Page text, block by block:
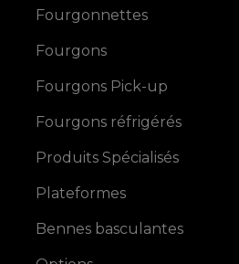
Fourgonnettes
Fourgons
Fourgons Pick-up
Fourgons réfrigérés
Produits Spécialisés
Plateformes
Bennes basculantes